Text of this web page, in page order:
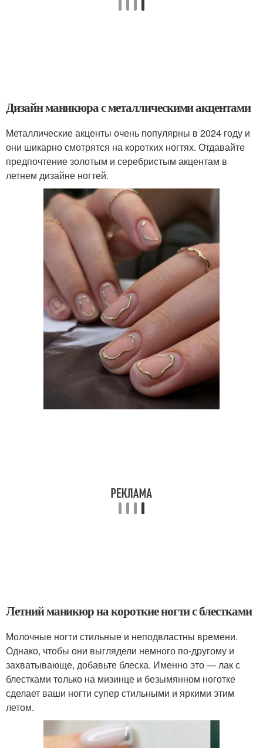
Дизайн маникюра с металлическими акцентами
Металлические акценты очень популярны в 2024 году и
они шикарно смотрятся на коротких ногтях. Отдавайте
предпочтение золотым и серебристым акцентам в
летнем дизайне ногтей.
Летний маникюр на короткие ногти с блестками
Молочные ногти стильные и неподвластны времени.
Однако, чтобы они выглядели немного по-другому и
захватывающе, добавьте блеска. Именно это — лак с
блестками только на мизинце и безымянном ноготке
сделает ваши ногти супер стильными и яркими этим
летом.